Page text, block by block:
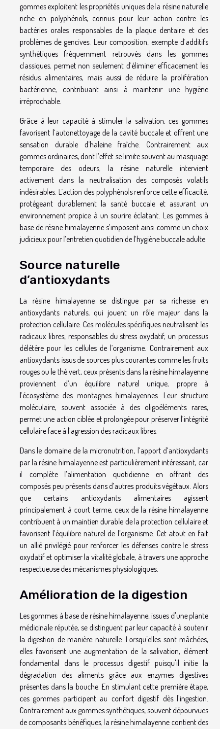
gommes exploitent les propriétés uniques de la résine naturelle
riche en polyphénols, connus pour leur action contre les
bactéries orales responsables de la plaque dentaire et des
problèmes de gencives. Leur composition, exempte d’additifs
synthétiques fréquemment retrouvés dans les gommes
classiques, permet non seulement d’éliminer efficacement les
résidus alimentaires, mais aussi de réduire la prolifération
bactérienne, contribuant ainsi à maintenir une hygiène
irréprochable.
Grâce à leur capacité à stimuler la salivation, ces gommes
favorisent l’autonettoyage de la cavité buccale et offrent une
sensation durable d’haleine fraîche. Contrairement aux
gommes ordinaires, dont l’effet se limite souvent au masquage
temporaire des odeurs, la résine naturelle intervient
activement dans la neutralisation des composés volatils
indésirables. L’action des polyphénols renforce cette efficacité,
protégeant durablement la santé buccale et assurant un
environnement propice à un sourire éclatant. Les gommes à
base de résine himalayenne s’imposent ainsi comme un choix
judicieux pour l’entretien quotidien de l’hygiène buccale adulte.
Source naturelle
d’antioxydants
La résine himalayenne se distingue par sa richesse en
antioxydants naturels, qui jouent un rôle majeur dans la
protection cellulaire. Ces molécules spécifiques neutralisent les
radicaux libres, responsables du stress oxydatif, un processus
délétère pour les cellules de l’organisme. Contrairement aux
antioxydants issus de sources plus courantes comme les fruits
rouges ou le thé vert, ceux présents dans la résine himalayenne
proviennent d’un équilibre naturel unique, propre à
l’écosystème des montagnes himalayennes. Leur structure
moléculaire, souvent associée à des oligoéléments rares,
permet une action ciblée et prolongée pour préserver l’intégrité
cellulaire face à l’agression des radicaux libres.
Dans le domaine de la micronutrition, l’apport d’antioxydants
par la résine himalayenne est particulièrement intéressant, car
il complète l’alimentation quotidienne en offrant des
composés peu présents dans d’autres produits végétaux. Alors
que certains antioxydants alimentaires agissent
principalement à court terme, ceux de la résine himalayenne
contribuent à un maintien durable de la protection cellulaire et
favorisent l’équilibre naturel de l’organisme. Cet atout en fait
un allié privilégié pour renforcer les défenses contre le stress
oxydatif et optimiser la vitalité globale, à travers une approche
respectueuse des mécanismes physiologiques.
Amélioration de la digestion
Les gommes à base de résine himalayenne, issues d'une plante
médicinale réputée, se distinguent par leur capacité à soutenir
la digestion de manière naturelle. Lorsqu'elles sont mâchées,
elles favorisent une augmentation de la salivation, élément
fondamental dans le processus digestif puisqu'il initie la
dégradation des aliments grâce aux enzymes digestives
présentes dans la bouche. En stimulant cette première étape,
ces gommes participent au confort digestif dès l'ingestion.
Contrairement aux gommes synthétiques, souvent dépourvues
de composants bénéfiques, la résine himalayenne contient des